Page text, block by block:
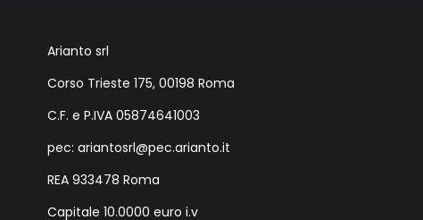
Arianto srl
Corso Trieste 175, 00198 Roma
C.F. e P.IVA 05874641003
pec: ariantosrl@pec.arianto.it
REA 933478 Roma
Capitale 10.0000 euro i.v